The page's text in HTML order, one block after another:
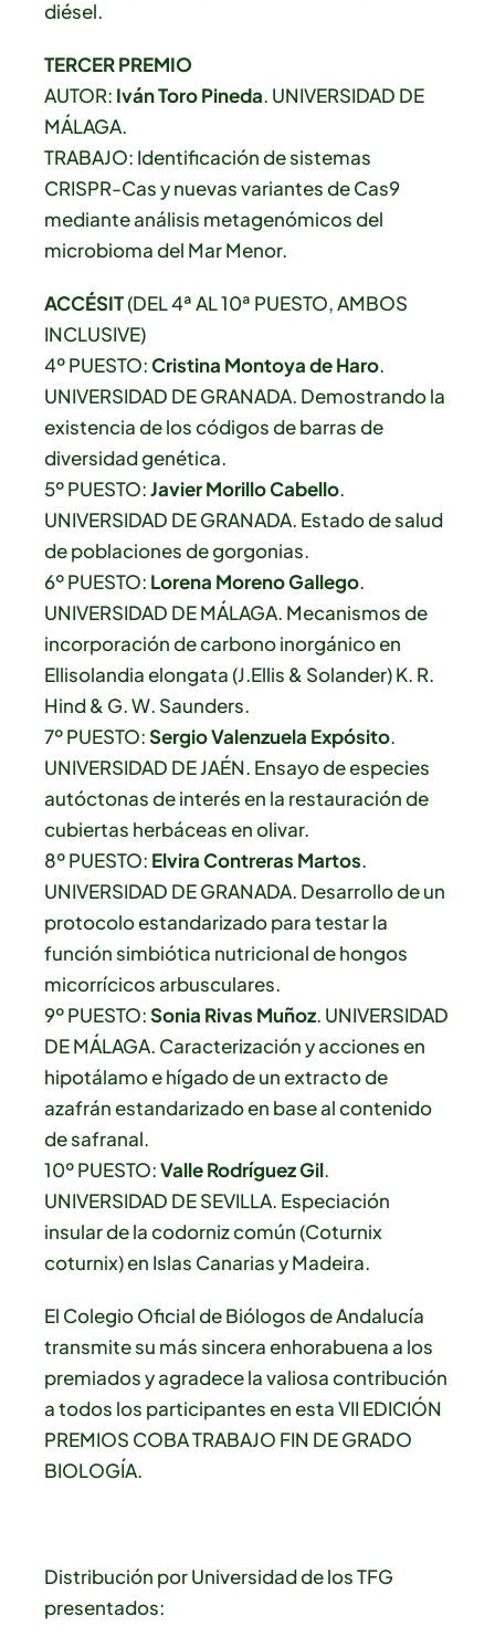
diésel.
TERCER PREMIO
AUTOR: Iván Toro Pineda. UNIVERSIDAD DE
MÁLAGA.
TRABAJO: Identificación de sistemas
CRISPR-Cas y nuevas variantes de Cas9
mediante análisis metagenómicos del
microbioma del Mar Menor.
ACCÉSIT(DEL 4ª AL 10ª PUESTO, AMBOS
INCLUSIVE)
4º PUESTO:Cristina Montoya de Haro.
UNIVERSIDAD DE GRANADA. Demostrando la
existencia de los códigos de barras de
diversidad genética.
5º PUESTO:Javier Morillo Cabello.
UNIVERSIDAD DE GRANADA. Estado de salud
de poblaciones de gorgonias.
6º PUESTO: Lorena Moreno Gallego.
UNIVERSIDAD DE MÁLAGA. Mecanismos de
incorporación de carbono inorgánico en
Ellisolandia elongata (J.Ellis & Solander) K. R.
Hind & G. W. Saunders.
7º PUESTO:Sergio Valenzuela Expósito.
UNIVERSIDAD DE JAÉN. Ensayo de especies
autóctonas de interés en la restauración de
cubiertas herbáceas en olivar.
8º PUESTO: Elvira Contreras Martos.
UNIVERSIDAD DE GRANADA. Desarrollo de un
protocolo estandarizado para testar la
función simbiótica nutricional de hongos
micorrícicos arbusculares.
9º PUESTO:Sonia Rivas Muñoz. UNIVERSIDAD
DE MÁLAGA. Caracterización y acciones en
hipotálamo e hígado de un extracto de
azafrán estandarizado en base al contenido
de safranal.
10º PUESTO:Valle Rodríguez Gil.
UNIVERSIDAD DE SEVILLA. Especiación
insular de la codorniz común (Coturnix
coturnix) en Islas Canarias y Madeira.
El Colegio Oficial de Biólogos de Andalucía
transmite su más sincera enhorabuena a los
premiados y agradece la valiosa contribución
a todos los participantes en esta VII EDICIÓN
PREMIOS COBA TRABAJO FIN DE GRADO
BIOLOGÍA.
Distribución por Universidad de los TFG
presentados: